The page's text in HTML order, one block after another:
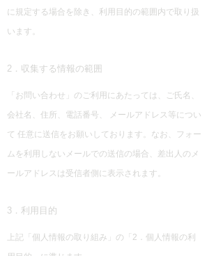
に規定する場合を除き、利用目的の範囲内で取り扱
います。
2．収集する情報の範囲
「お問い合わせ」のご利用にあたっては、ご氏名、
会社名、住所、電話番号、 メールアドレス等につい
て 任意に送信をお願いしております。なお、フォー
ムを利用しないメールでの送信の場合、差出人のメ
ールアドレスは受信者側に表示されます。
3．利用目的
上記「個人情報の取り組み」の「2．個人情報の利